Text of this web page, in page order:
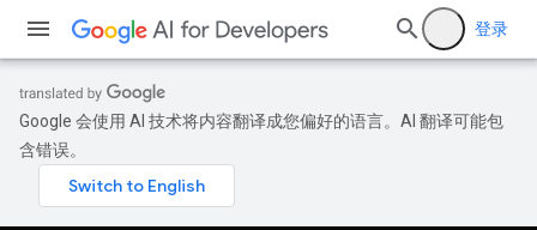
登录
Google 会使用 AI 技术将内容翻译成您偏好的语言。AI 翻译可能包
含错误。